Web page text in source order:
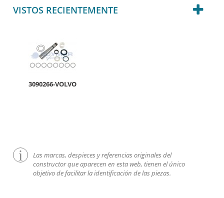
VISTOS RECIENTEMENTE
3090266-VOLVO
Las marcas, despieces y referencias originales del
constructor que aparecen en esta web, tienen el único
objetivo de facilitar la identificación de las piezas.